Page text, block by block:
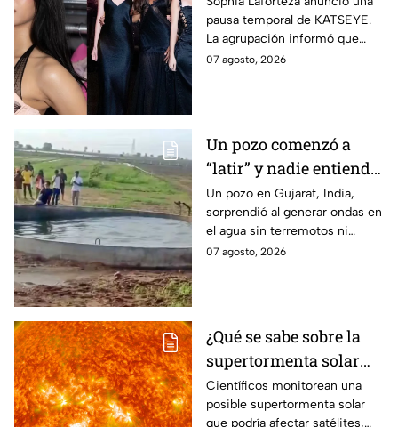
meses después de la
salida de Manon; solo
quedan cuatro
pausa temporal de KATSEYE.
La agrupación informó que
priorizarán su salud y
07 agosto, 2026
Un pozo comenzó a
“latir” y nadie entiende
por qué; su agua
comenzó a moverse sin
explicación aparente |
VIDEO
Un pozo en Gujarat, India,
sorprendió al generar ondas en
el agua sin terremotos ni
lluvias intensas. Expertos
07 agosto, 2026
¿Qué se sabe sobre la
supertormenta solar
que podría provocar un
apagón global?
Científicos monitorean una
posible supertormenta solar
que podría afectar satélites,